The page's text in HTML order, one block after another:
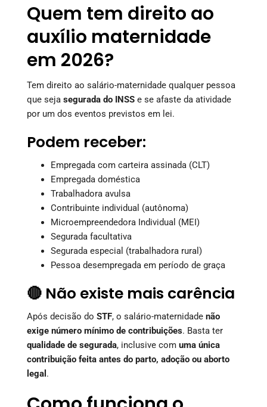
Quem tem direito ao
auxílio maternidade
em 2026?
Tem direito ao salário-maternidade qualquer pessoa
que seja segurada do INSS e se afaste da atividade
por um dos eventos previstos em lei.
Podem receber:
Empregada com carteira assinada (CLT)
Empregada doméstica
Trabalhadora avulsa
Contribuinte individual (autônoma)
Microempreendedora Individual (MEI)
Segurada facultativa
Segurada especial (trabalhadora rural)
Pessoa desempregada em período de graça
🔴 Não existe mais carência
Após decisão do STF, o salário-maternidade não
exige número mínimo de contribuições. Basta ter
qualidade de segurada, inclusive com uma única
contribuição feita antes do parto, adoção ou aborto
legal .